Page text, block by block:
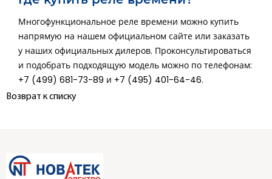
Многофункциональное реле времени можно купить
напрямую на нашем официальном сайте или заказать
у наших официальных дилеров. Проконсультироваться
и подобрать подходящую модель можно по телефонам:
+7 (499) 681-73-89 и +7 (495) 401-64-46.
Возврат к списку